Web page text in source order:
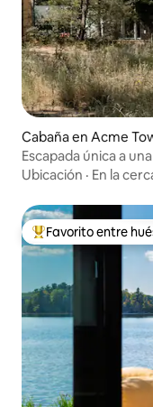
Cabaña en Acme
Escapada única a
TART cerca de TC
Ubicación · En la
Favorito entre
Favorito entre